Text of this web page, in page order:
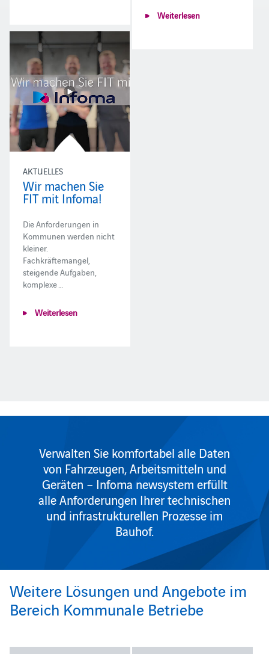
Weiterlesen
AKTUELLES
Wir machen Sie
FIT mit Infoma!
Die Anforderungen in
Kommunen werden nicht
kleiner.
Fachkräftemangel,
steigende Aufgaben,
komplexe …
Weiterlesen
Verwalten Sie komfortabel alle Daten
von Fahrzeugen, Arbeitsmitteln und
Geräten – Infoma newsystem erfüllt
alle Anforderungen Ihrer technischen
und infrastrukturellen Prozesse im
Bauhof.
Weitere Lösungen und Angebote im
Bereich Kommunale Betriebe